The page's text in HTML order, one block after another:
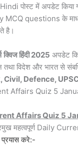
Hindi पोस्ट में अपडेट किया
questions के
है।
क्विज हिंदी 2025 अपडेट
तथा विदेश और भारत
Civil, Defence,
Quiz 5
Affairs Quiz 5
महत्वपूर्ण Daily
करे:-